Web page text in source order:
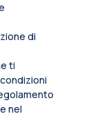
di
ti
nel